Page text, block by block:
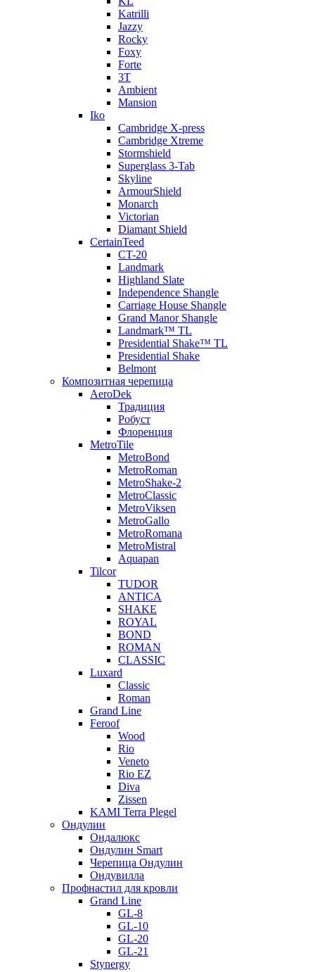
Katrilli
Jazzy
Rocky
Foxy
Forte
3T
Ambient
Mansion
Iko
Cambridge X-press
Cambridge Xtreme
Stormshield
Superglass 3-Tab
Skyline
ArmourShield
Monarch
Victorian
Diamant Shield
CertainTeed
CT-20
Landmark
Highland Slate
Independence Shangle
Carriage House Shangle
Grand Manor Shangle
Landmark™ TL
Presidential Shake™ TL
Presidential Shake
Belmont
Композитная черепица
AeroDek
Традиция
Робуст
Флоренция
MetroTile
MetroBond
MetroRoman
MetroShake-2
MetroClassic
MetroViksen
MetroGallo
MetroRomana
MetroMistral
Aquapan
Tilcor
TUDOR
ANTICA
SHAKE
ROYAL
BOND
ROMAN
CLASSIC
Luxard
Classic
Roman
Grand Line
Feroof
Wood
Rio
Veneto
Rio EZ
Diva
Zissen
KAMI Terra Plegel
Ондулин
Ондалюкс
Ондулин Smart
Черепица Ондулин
Ондувилла
Профнастил для кровли
Grand Line
GL-8
GL-10
GL-20
GL-21
Stynergy